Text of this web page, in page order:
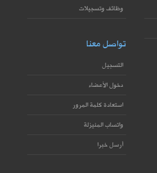
وظائف وتسجيلات
تواصل معنا
التسجيل
دخول الأعضاء
استعادة كلمة المرور
واتساب المنيزلة
أرسل خبرا